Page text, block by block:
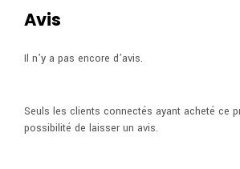
Avis
Il n’y a pas encore d’avis.
Seuls les clients connectés ayant acheté ce
possibilité de laisser un avis.